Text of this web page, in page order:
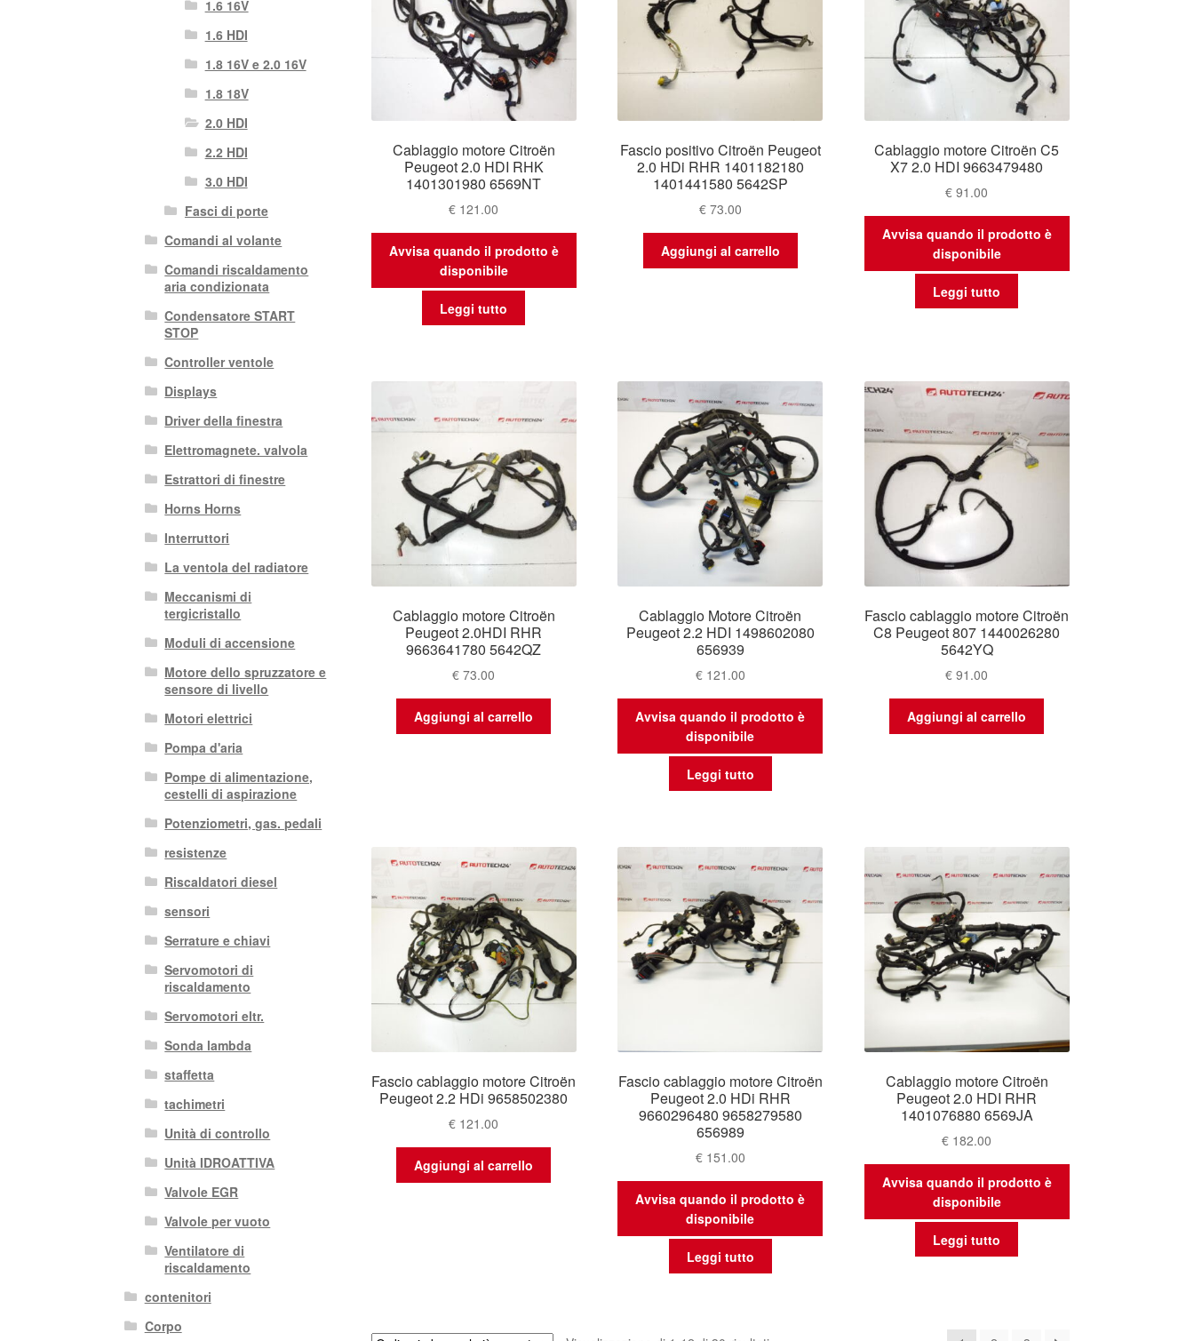
Cablaggio motore Citroën
Peugeot 2.0 HDI RHK
1401301980 6569NT
€ 121.00
Avvisa quando il prodotto è
disponibile
Leggi tutto
Fascio positivo Citroën Peugeot
2.0 HDi RHR 1401182180
1401441580 5642SP
€73.00
Aggiungi al carrello
Cablaggio motore Citroën C5
X7 2.0 HDI 9663479480
€ 91.00
Avvisa quando il prodotto è
disponibile
Leggi tutto
Cablaggio motore Citroën
Peugeot 2.0HDI RHR
9663641780 5642QZ
€ 73.00
Aggiungi al carrello
Cablaggio Motore Citroën
Peugeot 2.2 HDI 1498602080
656939
€121.00
Avvisa quando il prodotto è
disponibile
Leggi tutto
Fascio cablaggio motore Citroën
C8 Peugeot 807 1440026280
5642YQ
€ 91.00
Aggiungi al carrello
Fascio cablaggio motore Citroën
Peugeot 2.2 HDi 9658502380
€ 121.00
Aggiungi al carrello
Fascio cablaggio motore Citroën
Peugeot 2.0 HDi RHR
9660296480 9658279580
656989
€151.00
Avvisa quando il prodotto è
disponibile
Leggi tutto
Cablaggio motore Citroën
Peugeot 2.0 HDI RHR
1401076880 6569JA
€ 182.00
Avvisa quando il prodotto è
disponibile
Leggi tutto
1.6 16V
1.6 HDI
1.8 16V e 2.0 16V
1.8 18V
2.0 HDI
2.2 HDI
3.0 HDI
Fasci di porte
Comandi al volante
Comandi riscaldamento
aria condizionata
Condensatore START
STOP
Controller ventole
Displays
Driver della finestra
Elettromagnete. valvola
Estrattori di finestre
Horns Horns
Interruttori
La ventola del radiatore
Meccanismi di
tergicristallo
Moduli di accensione
Motore dello spruzzatore e
sensore di livello
Motori elettrici
Pompa d'aria
Pompe di alimentazione,
cestelli di aspirazione
Potenziometri, gas. pedali
resistenze
Riscaldatori diesel
sensori
Serrature e chiavi
Servomotori di
riscaldamento
Servomotori eltr.
Sonda lambda
staffetta
tachimetri
Unità di controllo
Unità IDROATTIVA
Valvole EGR
Valvole per vuoto
Ventilatore di
riscaldamento
contenitori
Corpo